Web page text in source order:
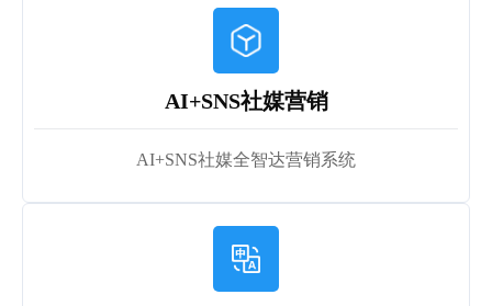
AI+SNS社媒营销
AI+SNS社媒全智达营销系统